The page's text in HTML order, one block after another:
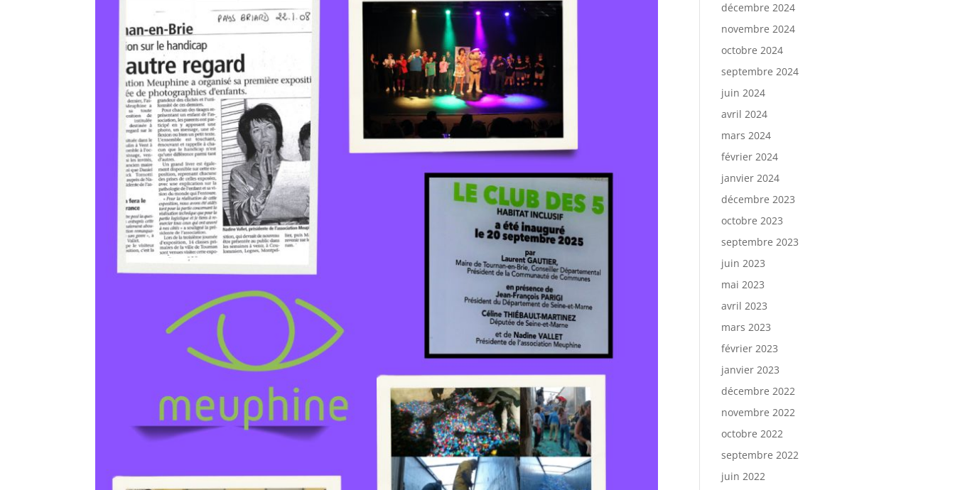
décembre 2024
novembre 2024
octobre 2024
septembre 2024
juin 2024
avril 2024
mars 2024
février 2024
janvier 2024
décembre 2023
octobre 2023
septembre 2023
juin 2023
mai 2023
avril 2023
mars 2023
février 2023
janvier 2023
décembre 2022
novembre 2022
octobre 2022
septembre 2022
juin 2022